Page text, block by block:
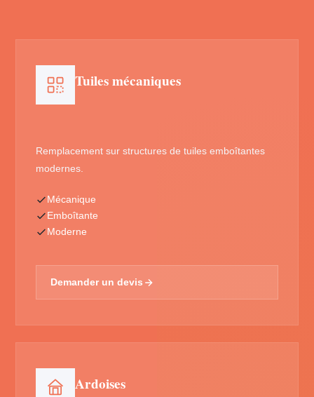
Tuiles mécaniques
Remplacement sur structures de tuiles emboîtantes
modernes.
Mécanique
Emboîtante
Moderne
Demander un devis
Ardoises